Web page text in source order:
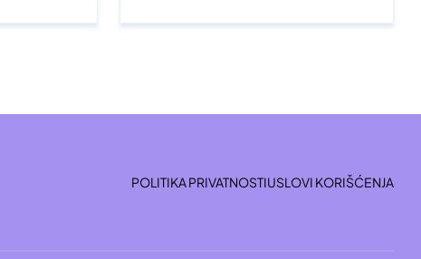
POLITIKA PRIVATNOSTIUSLOVI KORIŠĆENJA